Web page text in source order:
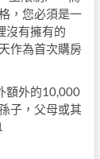
，您必須是一
沒有擁有的
作為首次購房
額外的10,000
子，父母或其